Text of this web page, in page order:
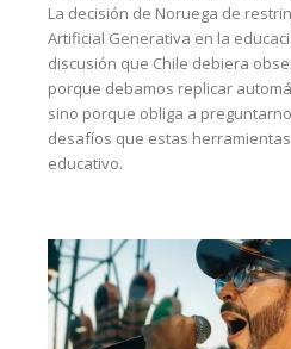
La decisión de Noruega de
Artificial Generativa en la
discusión que Chile debiera
porque debamos replicar
sino porque obliga a
desafíos que estas
educativo.